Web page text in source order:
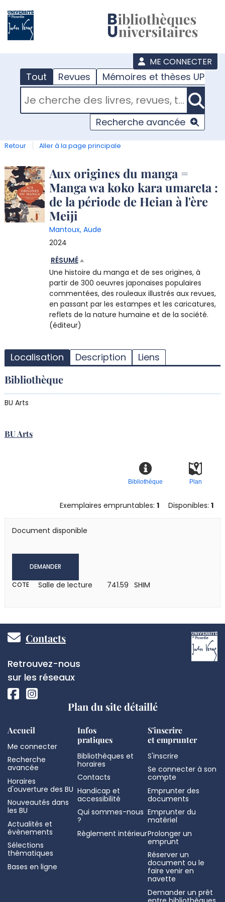
ME CONNECTER
Tout Revues Mémoires et thèses UPJV
RECHERCHER DANS "TOUT"
Recherche avancée
Retour Aller à la page principale
Détail
document
Aux origines du manga =
Manga wa koko kara umareta :
de la période de Heian à l'ère
Meiji
Mantoux, Aude
2024
RÉSUMÉ
Une histoire du manga et de ses origines, à
partir de 300 oeuvres japonaises populaires
commentées, des rouleaux illustrés aux revues,
en passant par les estampes et les caricatures,
reflets de la nature humaine et de la société.
(éditeur)
Localisation Description Liens
Bibliothèque
BU Arts
BU Arts
Plan
Bibliothèque
Exemplaires empruntables:1 Disponibles:1
Document disponible
DEMANDER
COTE Salle de lecture 741.59 SHIM
Pied
de
page
Contacts
Réseaux
sociaux
Retrouvez-nous
sur les réseaux
Plan du site détaillé
Accueil
Me connecter
Recherche
avancée
Horaires
d'ouverture des BU
Nouveautés dans
les BU
Actualités et
évènements
Sélections
thématiques
Bases en ligne
Infos
pratiques
Bibliothèques et
horaires
Contacts
Handicap et
accessibilité
Qui sommes-nous
?
Règlement intérieur
S'inscrire
et emprunter
S'inscrire
Se connecter à son
compte
Emprunter des
documents
Emprunter du
matériel
Prolonger un
emprunt
Réserver un
document ou le
faire venir en
navette
Demander un prêt